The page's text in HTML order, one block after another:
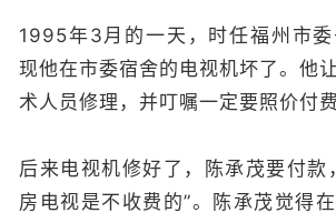
1995年3月的一天，时任福州市
现他在市委宿舍的电视机坏了。他
术人员修理，并叮嘱一定要照价付费
后来电视机修好了，陈承茂要付款
房电视是不收费的”。陈承茂觉得